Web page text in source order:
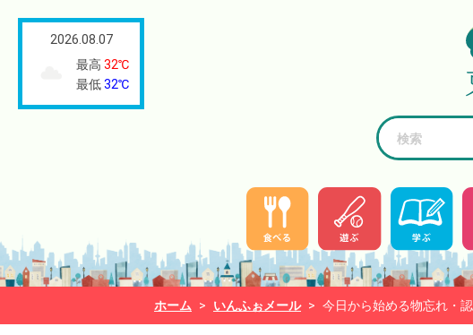
2026.08.07
最高 32℃
最低32℃
ホーム > いんふぉメール > 今日から始める物忘れ・